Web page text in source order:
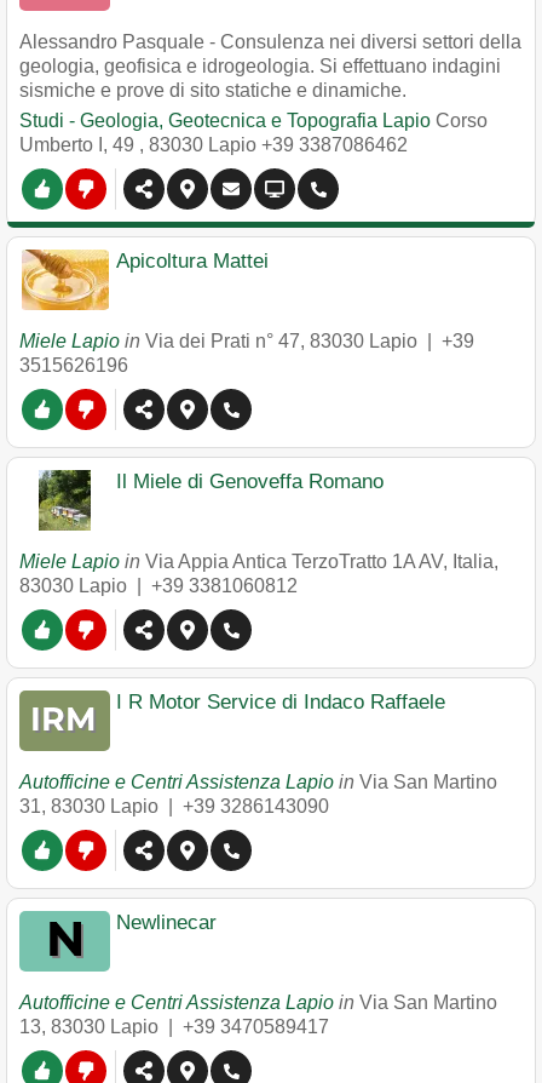
Alessandro Pasquale - Consulenza nei diversi settori della
geologia, geofisica e idrogeologia. Si effettuano indagini
sismiche e prove di sito statiche e dinamiche.
Studi - Geologia, Geotecnica e Topografia Lapio Corso
Umberto I, 49 , 83030 Lapio +39 3387086462
Apicoltura Mattei
Miele Lapio in Via dei Prati n° 47, 83030 Lapio
+39
3515626196
Il Miele di Genoveffa Romano
Miele Lapio in Via Appia Antica TerzoTratto 1A AV, Italia,
83030 Lapio +39 3381060812
I R Motor Service di Indaco Raffaele
Autofficine e Centri Assistenza Lapio in Via San Martino
31, 83030 Lapio +39 3286143090
Newlinecar
Autofficine e Centri Assistenza Lapio in Via San Martino
13, 83030 Lapio +39 3470589417